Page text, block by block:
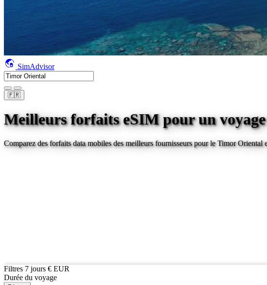
SimAdvisor
🇫🇷
Meilleurs forfaits eSIM pour un
Comparez des forfaits data mobiles des meilleurs fournisseurs pourle Timor Oriental
Filtres 7 jours € EUR
Durée du voyage